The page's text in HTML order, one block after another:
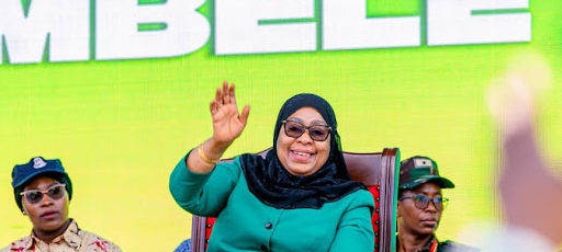
MRADI WA KITUO CHA KUONGEZA MSUKUMO WA MAFUTA
WACHIMBAJI WADOGO NAMUNGO WAOMBA MAFUNZO
DARAJA LA BILIONI 1.2 KUONDOA KERO YA USAFIRI KILOSA
WAZIRI NANAUKA AIPONGEZA TARURA KWA MPANGO WA CBRM ‎
FURSA ZA BIASHARA ZA MABILIONI KATIKA MIGODI